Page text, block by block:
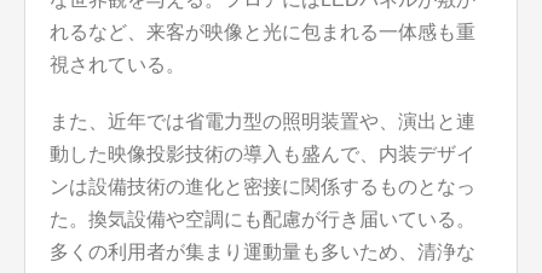
れるなど、来客が映像と光に包まれる一体感も重
視されている。
また、近年では省電力型の照明装置や、演出と連
動した映像投影技術の導入も盛んで、内装デザイ
ンは設備技術の進化と密接に関係するものとなっ
た。換気設備や空調にも配慮が行き届いている。
多くの利用者が集まり運動量も多いため、清浄な